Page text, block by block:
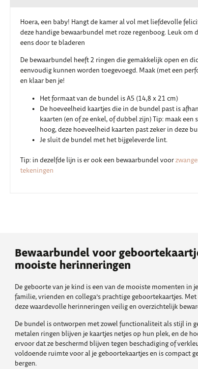
Hoera, een baby! Hangt de kamer al vol met liefdevolle
deze handige bewaarbundel met roze regenboog. Leuk om
eens door te bladeren
De bewaarbundel heeft 2 ringen die gemakkelijk open en
eenvoudig kunnen worden toegevoegd. Maak (met een
en klaar ben je!
Het formaat van de bundel is A5 (14,8 x 21 cm)
De hoeveelheid kaartjes die in de bundel past is
kaarten (en of ze enkel, of dubbel zijn) Tip: maak een
hoog, deze hoeveelheid kaarten past zeker in deze
Je sluit de bundel met het bijgeleverde lint.
Tip: in dezelfde lijn is er ook een bewaarbundel voor
tekeningen
Bewaarbundel voor
mooiste herinneringen
De geboorte van je kind is een van de mooiste momenten in
familie, vrienden en collega’s prachtige geboortekaartjes.
deze waardevolle herinneringen veilig en overzichtelijk
De bundel is ontworpen met zowel functionaliteit als stijl in
metalen ringen blijven je kaartjes netjes op hun plek, en de
ervoor dat ze beschermd blijven tegen beschadiging of
voldoende ruimte voor al je geboortekaartjes en is compact
bergen.